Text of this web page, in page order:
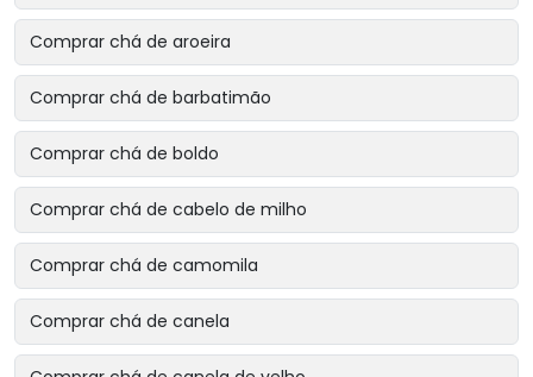
Comprar chá de aroeira
Comprar chá de barbatimão
Comprar chá de boldo
Comprar chá de cabelo de milho
Comprar chá de camomila
Comprar chá de canela